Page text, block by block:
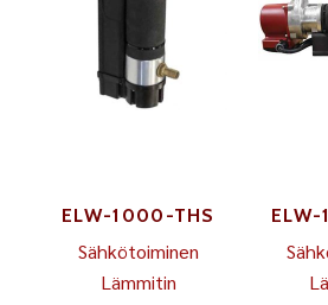
ELW-1000-THS
Sähkötoiminen
Lämmitin